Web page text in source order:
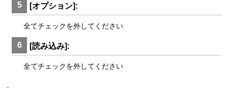
5 [オプション]:
全てチェックを外してください
6 [読み込み]:
全てチェックを外してください